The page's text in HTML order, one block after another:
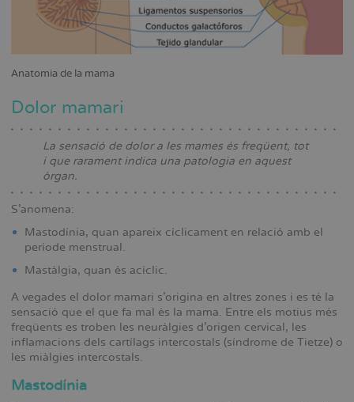
Anatomia de la mama
Dolor mamari
La sensació de dolor a les mames és freqüent, tot
i que rarament indica una patologia en aquest
òrgan.
S’anomena:
Mastodínia, quan apareix cíclicament en relació amb el
període menstrual.
Mastàlgia, quan és acíclic.
A vegades el dolor mamari s’origina en altres zones i es té la
sensació que el que fa mal és la mama. Entre els motius més
freqüents es troben les neuràlgies d’origen cervical, les
inflamacions dels cartílags intercostals (síndrome de Tietze) o
les miàlgies intercostals.
Mastodínia